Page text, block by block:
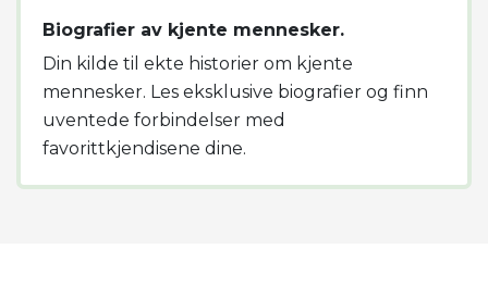
Biografier av kjente mennesker.
Din kilde til ekte historier om kjente
mennesker. Les eksklusive biografier og finn
uventede forbindelser med
favorittkjendisene dine.